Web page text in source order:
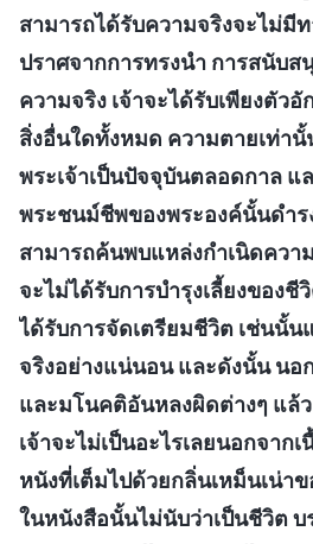
สามารถได้รับความจริงจะไม่มี
ปราศจากการทรงนำ การสนับส
ความจริง เจ้าจะได้รับเพียงตัว
สิ่งอื่นใดทั้งหมด ความตายเท่า
พระเจ้าเป็นปัจจุบันตลอดกาล แ
พระชนม์ชีพของพระองค์นั้นดำร
สามารถค้นพบแหล่งกำเนิดควา
จะไม่ได้รับการบำรุงเลี้ยงของชี
ได้รับการจัดเตรียมชีวิต เช่นนั้น
จริงอย่างแน่นอน และดังนั้น นอ
และมโนคติอันหลงผิดต่างๆ แล้ว
เจ้าจะไม่เป็นอะไรเลยนอกจาก
หนังที่เต็มไปด้วยกลิ่นเหม็นเน่าข
ในหนังสือนั้นไม่นับว่าเป็นชีวิต